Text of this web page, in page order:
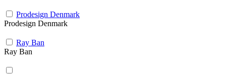
Prodesign Denmark
Prodesign Denmark
Ray Ban
Ray Ban